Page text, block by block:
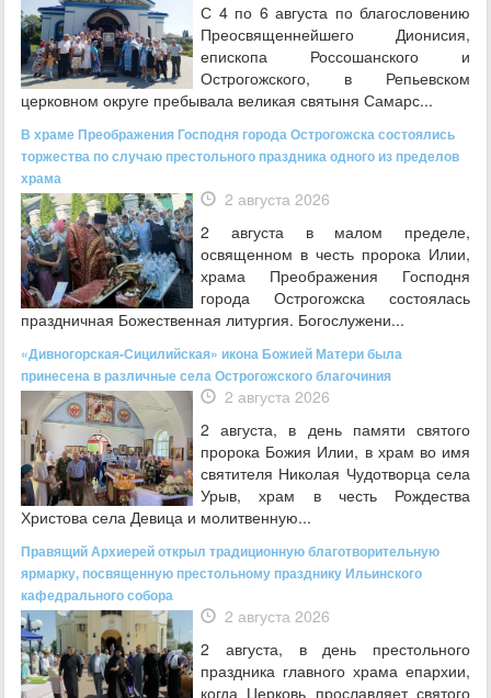
С 4 по 6 августа по благословению
Преосвященнейшего Дионисия,
епископа Россошанского и
Острогожского, в Репьевском
церковном округе пребывала великая святыня Самарс...
В храме Преображения Господня города Острогожска состоялись
торжества по случаю престольного праздника одного из пределов
храма
2 августа 2026
2 августа в малом пределе,
освященном в честь пророка Илии,
храма Преображения Господня
города Острогожска состоялась
праздничная Божественная литургия. Богослужени...
«Дивногорская-Сицилийская» икона Божией Матери была
принесена в различные села Острогожского благочиния
2 августа 2026
2 августа, в день памяти святого
пророка Божия Илии, в храм во имя
святителя Николая Чудотворца села
Урыв, храм в честь Рождества
Христова села Девица и молитвенную...
Правящий Архиерей открыл традиционную благотворительную
ярмарку, посвященную престольному празднику Ильинского
кафедрального собора
2 августа 2026
2 августа, в день престольного
праздника главного храма епархии,
когда Церковь прославляет святого